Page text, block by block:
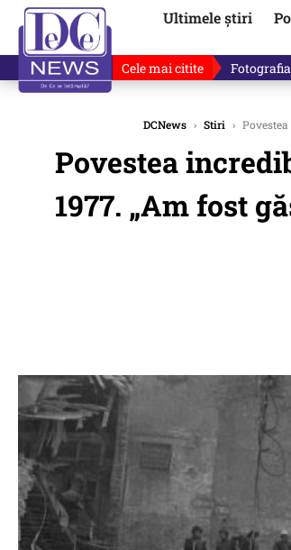
Ultimele știri
Cele mai citite Ilie
DCNews › Stiri ›
Povestea
1977. „Am fost